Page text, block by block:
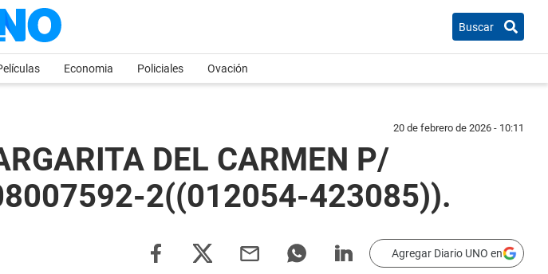
Buscar
Economia Policiales Ovación
20 de febrero de 2026 - 10:11
DEL CARMEN P/
2((012054-423085)).
Agregar Diario UNO en